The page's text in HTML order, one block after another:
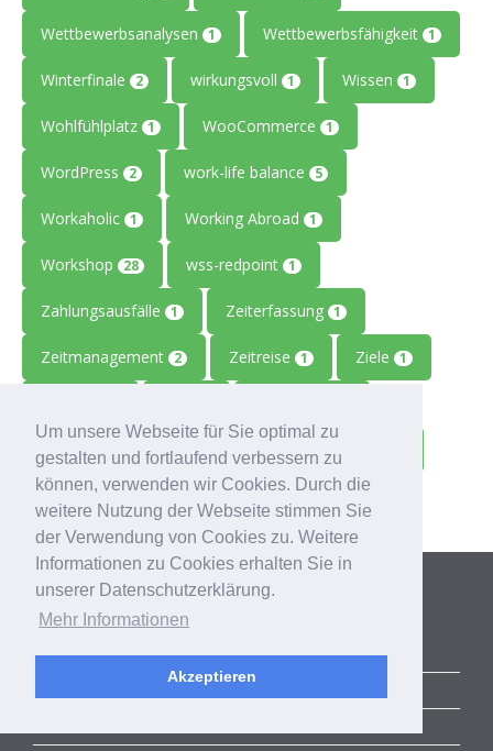
Um unsere Webseite für Sie optimal zu
gestalten und fortlaufend verbessern zu
können, verwenden wir Cookies. Durch die
weitere Nutzung der Webseite stimmen Sie
der Verwendung von Cookies zu. Weitere
Informationen zu Cookies erhalten Sie in
unserer Datenschutzerklärung.
Mehr Informationen
Akzeptieren
Wettbewerbsanalysen 1 Wettbewerbsfähigkeit 1
Winterfinale 2 wirkungsvoll 1 Wissen 1
Wohlfühlplatz 1 WooCommerce 1
WordPress 2 work-life balance 5
Workaholic 1 Working Abroad 1
Workshop 28 wss-redpoint 1
Zahlungsausfälle 1 Zeiterfassung 1
Zeitmanagement 2 Zeitreise 1 Ziele 1
Zoom 1 Zukunft 1 Zulieferbetriebe
Zusammenarbeit 1
Kategorien
ALLE BLOGBEITRÄGE
ERFOLGSGESCHICHTEN